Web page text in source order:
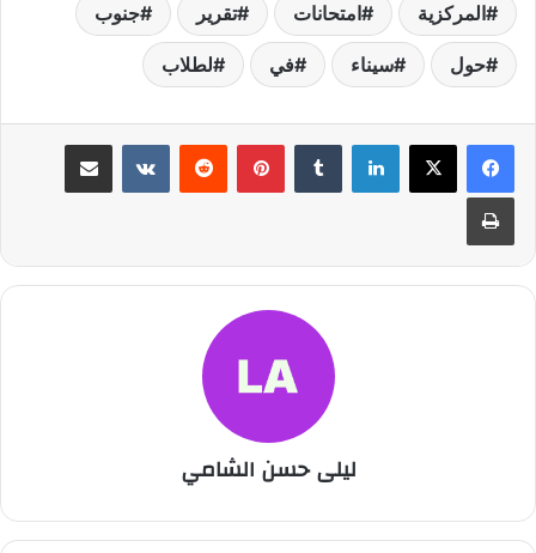
المركزية امتحانات تقرير جنوب
حول سيناء في لطلاب
لينكدإن بينتيريست مشاركة عبر البريد
طباعة
ليلى حسن الشامي